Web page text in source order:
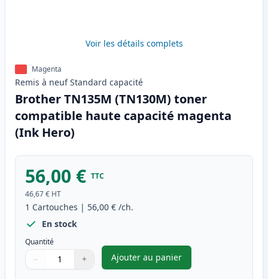
Voir les détails complets
Magenta
Remis à neuf Standard capacité
Brother TN135M (TN130M) toner
compatible haute capacité magenta
(Ink Hero)
56,00 € TTC
46,67 € HT
1 Cartouches | 56,00 € /ch.
En stock
Quantité
Quantité
Utilisez les boutons pour ajuster
− +
Quantité
Ajouter au panier
,Brother TN135M (TN130M)